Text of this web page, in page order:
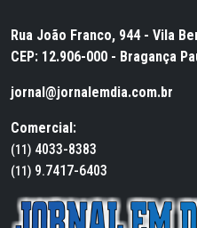
Rua João Franco, 944 - Vila
CEP: 12.906-000 - Bragança
jornal@jornalemdia.com.br
Comercial:
(11) 4033-8383
(11) 9.7417-6403